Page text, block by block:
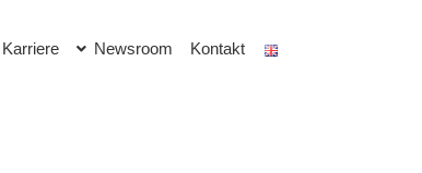
Karriere Newsroom Kontakt